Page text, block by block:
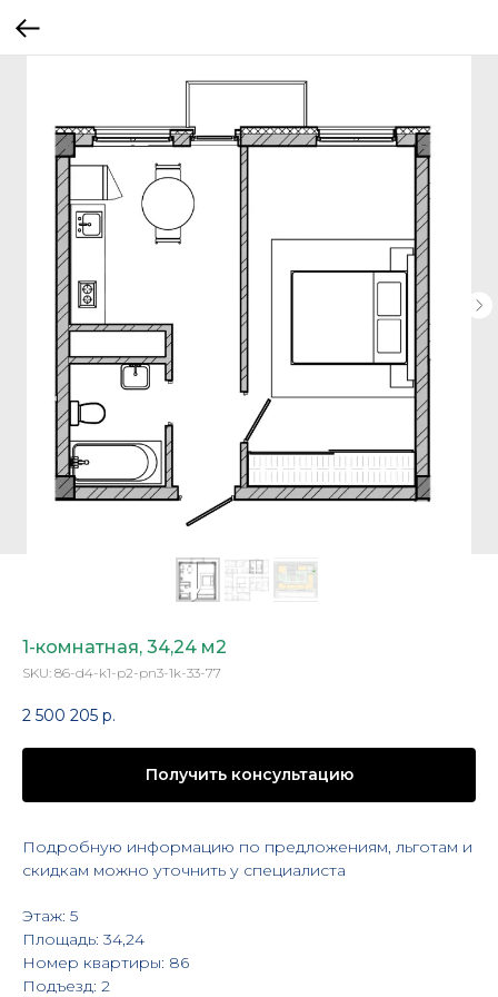
1-комнатная, 34,24 м2
SKU: 86-d4-k1-p2-pn3-1k-33-77
2 500 205 р.
Получить консультацию
Подробную информацию по предложениям, льготам и
скидкам можно уточнить у специалиста
Этаж: 5
Площадь: 34,24
Номер квартиры: 86
Подъезд: 2